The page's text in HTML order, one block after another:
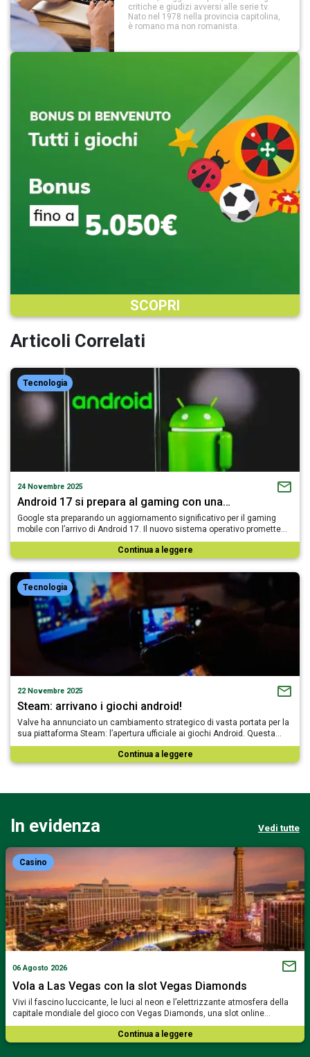
critiche e giudizi avversi alle serie tv.
Nato nel 1978 nella provincia capitolina,
è romano ma non romanista.
SCOPRI
Articoli Correlati
Tecnologia
24 Novembre 2025
Android 17 si prepara al gaming con una…
Google sta preparando un aggiornamento significativo per il gaming
mobile con l’arrivo di Android 17. Il nuovo sistema operativo promette…
Continua a leggere
Tecnologia
22 Novembre 2025
Steam: arrivano i giochi android!
Valve ha annunciato un cambiamento strategico di vasta portata per la
sua piattaforma Steam: l’apertura ufficiale ai giochi Android. Questa…
Continua a leggere
In evidenza Vedi tutte
Casino
06 Agosto 2026
Vola a Las Vegas con la slot Vegas Diamonds
Vivi il fascino luccicante, le luci al neon e l’elettrizzante atmosfera della
capitale mondiale del gioco con Vegas Diamonds, una slot online…
Continua a leggere